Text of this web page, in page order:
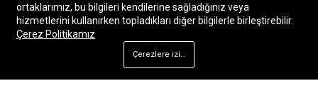
Bilişim34®|
hazırlanmıştır.
Mağaza Arama
ortaklarımız, bu bilgileri kendilerine sağladığınız veya
hizmetlerini kullanırken topladıkları diğer bilgilerle birleştirebilir.
Çerez Politikamız
Çerezlere izin ver